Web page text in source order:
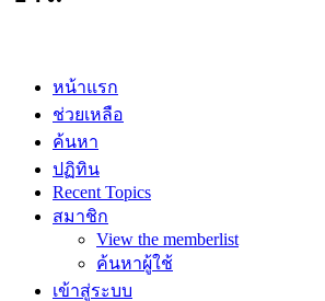
หน้าแรก
ช่วยเหลือ
ค้นหา
ปฏิทิน
Recent Topics
สมาชิก
View the memberlist
ค้นหาผู้ใช้
เข้าสู่ระบบ